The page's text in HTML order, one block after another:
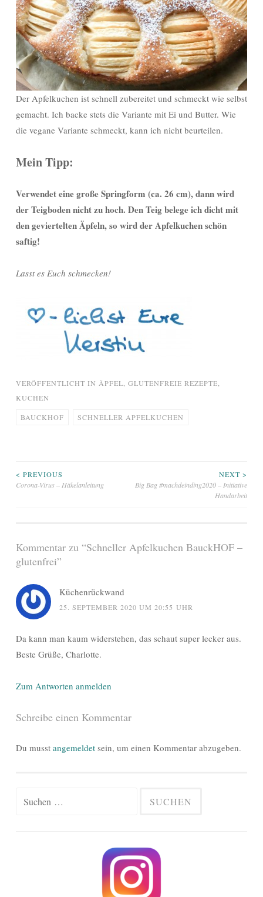
Der Apfelkuchen ist schnell zubereitet und schmeckt wie selbst
gemacht. Ich backe stets die Variante mit Ei und Butter. Wie
die vegane Variante schmeckt, kann ich nicht beurteilen.
Mein Tipp:
Verwendet eine große Springform (ca. 26 cm), dann wird
der Teigboden nicht zu hoch. Den Teig belege ich dicht mit
den geviertelten Äpfeln, so wird der Apfelkuchen schön
saftig!
Lasst es Euch schmecken!
VERÖFFENTLICHT IN ÄPFEL GLUTENFREIE REZEPTE
KUCHEN
BAUCKHOF SCHNELLER APFELKUCHEN
Beitragsnavigation
< PREVIOUS
Corona-Virus – Häkelanleitung
NEXT >
Big Bag #machdeinding2020 – Initiative
Handarbeit
Kommentar zu “Schneller Apfelkuchen BauckHOF –
glutenfrei”
Küchenrückwand
25. SEPTEMBER 2020 UM 20:55 UHR
Da kann man kaum widerstehen, das schaut super lecker aus.
Beste Grüße, Charlotte.
Zum Antworten anmelden
Schreibe einen Kommentar
Du musst angemeldet sein, um einen Kommentar abzugeben.
Suchen